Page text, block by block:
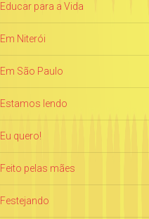
Educar para a Vida
Em Niterói
Em São Paulo
Estamos lendo
Eu quero!
Feito pelas mães
Festejando